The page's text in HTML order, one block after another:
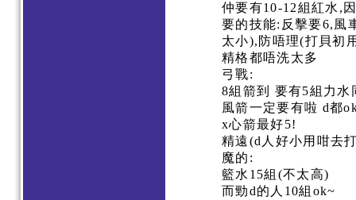
仲要有10-12組紅水,
要的技能:反擊要6,風
太小),防唔理(打貝初
精格都唔洗太多
弓戰:
8組箭到 要有5組力
風箭一定要有啦 d都
x心箭最好5!
精遠(d人好小用咁去
魔的:
籃水15組(不太高)
而勁d的人10組ok~